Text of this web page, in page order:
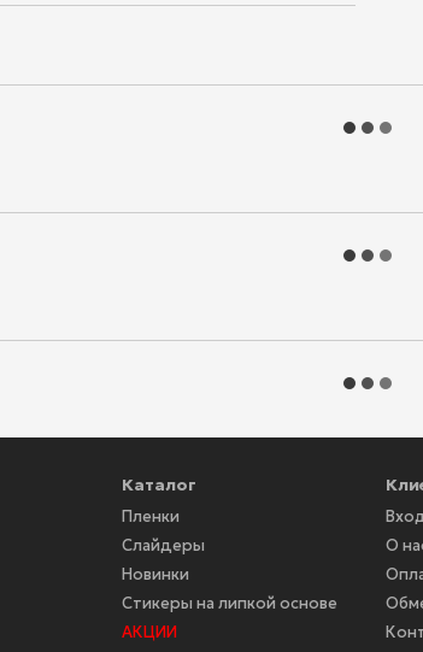
Каталог
Пленки
Слайдеры
Новинки
Стикеры на липкой основе
АКЦИИ
О